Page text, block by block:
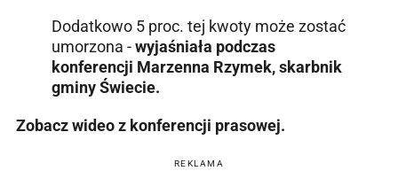
Dodatkowo 5 proc. tej kwoty może zostać
umorzona -wyjaśniała podczas
konferencji Marzenna Rzymek, skarbnik
gminy Świecie.
Zobacz wideo z konferencji prasowej.
REKLAMA